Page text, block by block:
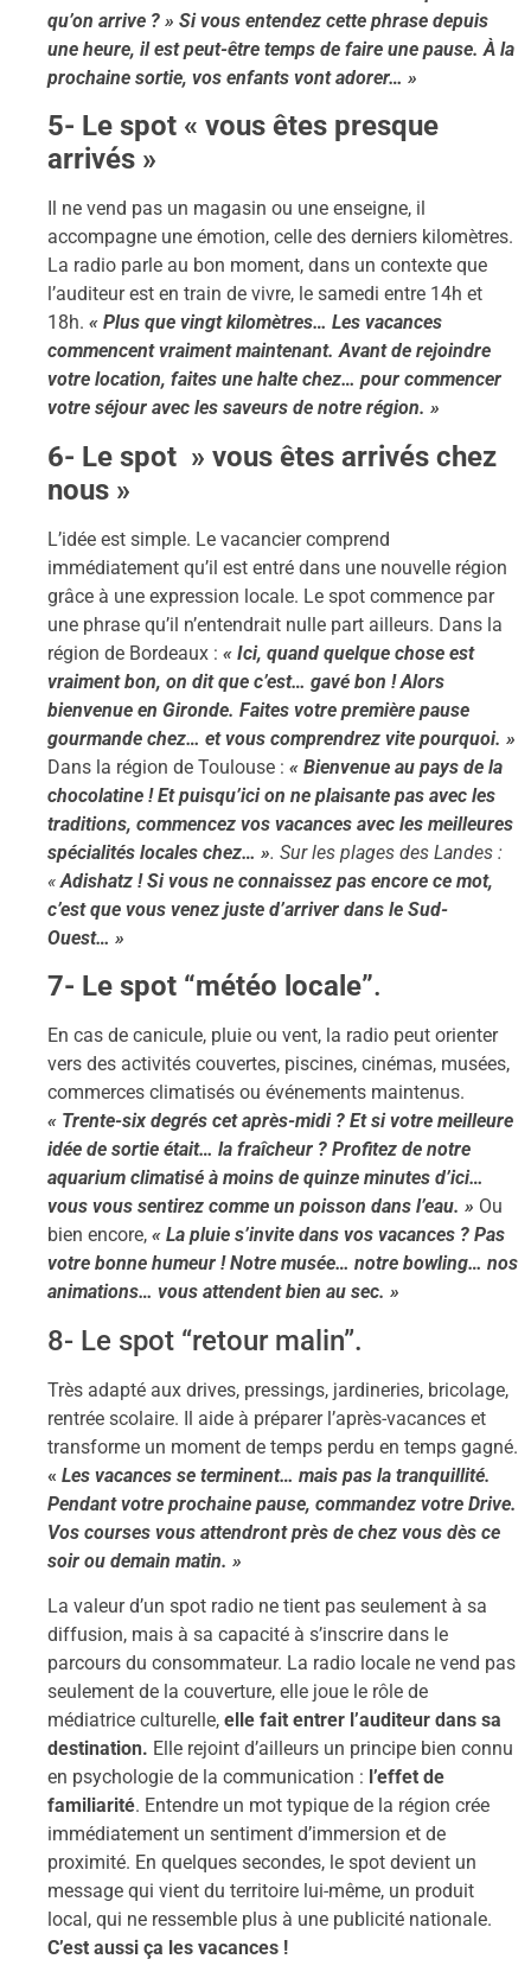
qu’on arrive ? » Si vous entendez cette phrase depuis
une heure, il est peut-être temps de faire une pause. À la
prochaine sortie, vos enfants vont adorer… »
5- Le spot « vous êtes presque
arrivés »
Il ne vend pas un magasin ou une enseigne, il
accompagne une émotion, celle des derniers kilomètres.
La radio parle au bon moment, dans un contexte que
l’auditeur est en train de vivre, le samedi entre 14h et
18h. « Plus que vingt kilomètres… Les vacances
commencent vraiment maintenant. Avant de rejoindre
votre location, faites une halte chez… pour commencer
votre séjour avec les saveurs de notre région. »
6- Le spot » vous êtes arrivés chez
nous »
L’idée est simple. Le vacancier comprend
immédiatement qu’il est entré dans une nouvelle région
grâce à une expression locale. Le spot commence par
une phrase qu’il n’entendrait nulle part ailleurs. Dans la
région de Bordeaux : « Ici, quand quelque chose est
vraiment bon, on dit que c’est… gavé bon ! Alors
bienvenue en Gironde. Faites votre première pause
gourmande chez… et vous comprendrez vite pourquoi. »
Dans la région de Toulouse : « Bienvenue au pays de la
chocolatine ! Et puisqu’ici on ne plaisante pas avec les
traditions, commencez vos vacances avec les meilleures
spécialités locales chez… ». Sur les plages des Landes :
« Adishatz ! Si vous ne connaissez pas encore ce mot,
c’est que vous venez juste d’arriver dans le Sud-
Ouest… »
7- Le spot “météo locale”.
En cas de canicule, pluie ou vent, la radio peut orienter
vers des activités couvertes, piscines, cinémas, musées,
commerces climatisés ou événements maintenus.
« Trente-six degrés cet après-midi ? Et si votre meilleure
idée de sortie était… la fraîcheur ? Profitez de notre
aquarium climatisé à moins de quinze minutes d’ici…
vous vous sentirez comme un poisson dans l’eau. » Ou
bien encore, « La pluie s’invite dans vos vacances ? Pas
votre bonne humeur ! Notre musée… notre bowling… nos
animations… vous attendent bien au sec. »
8- Le spot “retour malin”.
Très adapté aux drives, pressings, jardineries, bricolage,
rentrée scolaire. Il aide à préparer l’après-vacances et
transforme un moment de temps perdu en temps gagné.
« Les vacances se terminent… mais pas la tranquillité.
Pendant votre prochaine pause, commandez votre Drive.
Vos courses vous attendront près de chez vous dès ce
soir ou demain matin. »
La valeur d’un spot radio ne tient pas seulement à sa
diffusion, mais à sa capacité à s’inscrire dans le
parcours du consommateur. La radio locale ne vend pas
seulement de la couverture, elle joue le rôle de
médiatrice culturelle, elle fait entrer l’auditeur dans sa
destination. Elle rejoint d’ailleurs un principe bien connu
en psychologie de la communication : l’effet de
familiarité. Entendre un mot typique de la région crée
immédiatement un sentiment d’immersion et de
proximité. En quelques secondes, le spot devient un
message qui vient du territoire lui-même, un produit
local, qui ne ressemble plus à une publicité nationale.
C’est aussi ça les vacances !